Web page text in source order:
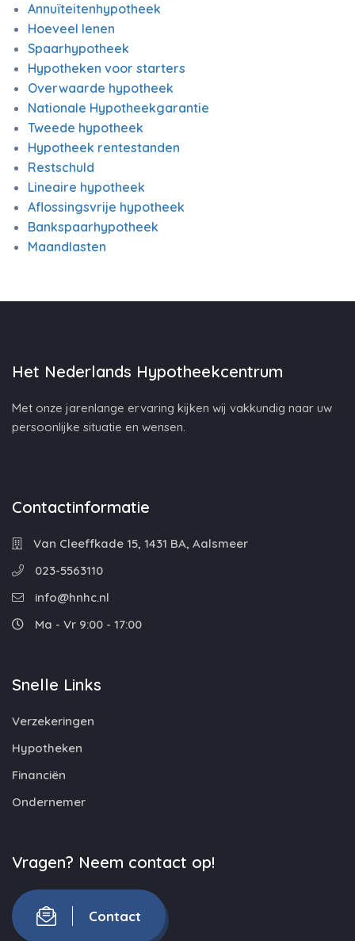
Annuïteitenhypotheek
Hoeveel lenen
Spaarhypotheek
Hypotheken voor starters
Overwaarde hypotheek
Nationale Hypotheekgarantie
Tweede hypotheek
Hypotheek rentestanden
Restschuld
Lineaire hypotheek
Aflossingsvrije hypotheek
Bankspaarhypotheek
Maandlasten
Het Nederlands Hypotheekcentrum
Met onze jarenlange ervaring kijken wij vakkundig naar uw
persoonlijke situatie en wensen.
Contactinformatie
Van Cleeffkade 15, 1431 BA, Aalsmeer
023-5563110
info@hnhc.nl
Ma - Vr 9:00 - 17:00
Snelle Links
Verzekeringen
Hypotheken
Financiën
Ondernemer
Vragen? Neem contact op!
Contact